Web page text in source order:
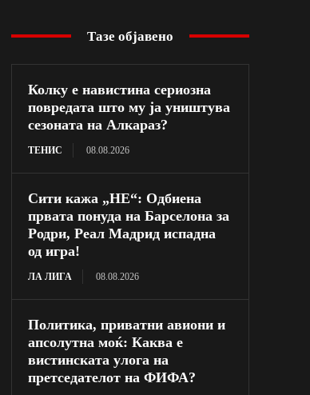
Тазе објавено
Колку е навистина сериозна
повредата што му ја уништува
сезоната на Алкараз?
ТЕНИС 08.08.2026
Сити кажа „НЕ“: Одбиена
првата понуда на Барселона за
Родри, Реал Мадрид испадна
од игра!
ЛА ЛИГА 08.08.2026
Политика, приватни авиони и
апсолутна моќ: Каква е
вистинската улога на
претседателот на ФИФА?